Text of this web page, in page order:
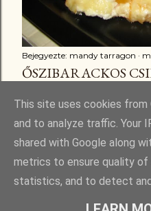
Bejegyezte: mandy tarragon
ŐSZIBARACKOS
This site uses cookies
and to analyze traffic. Your
shared with Google along
metrics to ensure quality of
statistics, and to detect